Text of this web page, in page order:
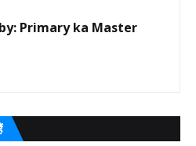
Primary ka Master